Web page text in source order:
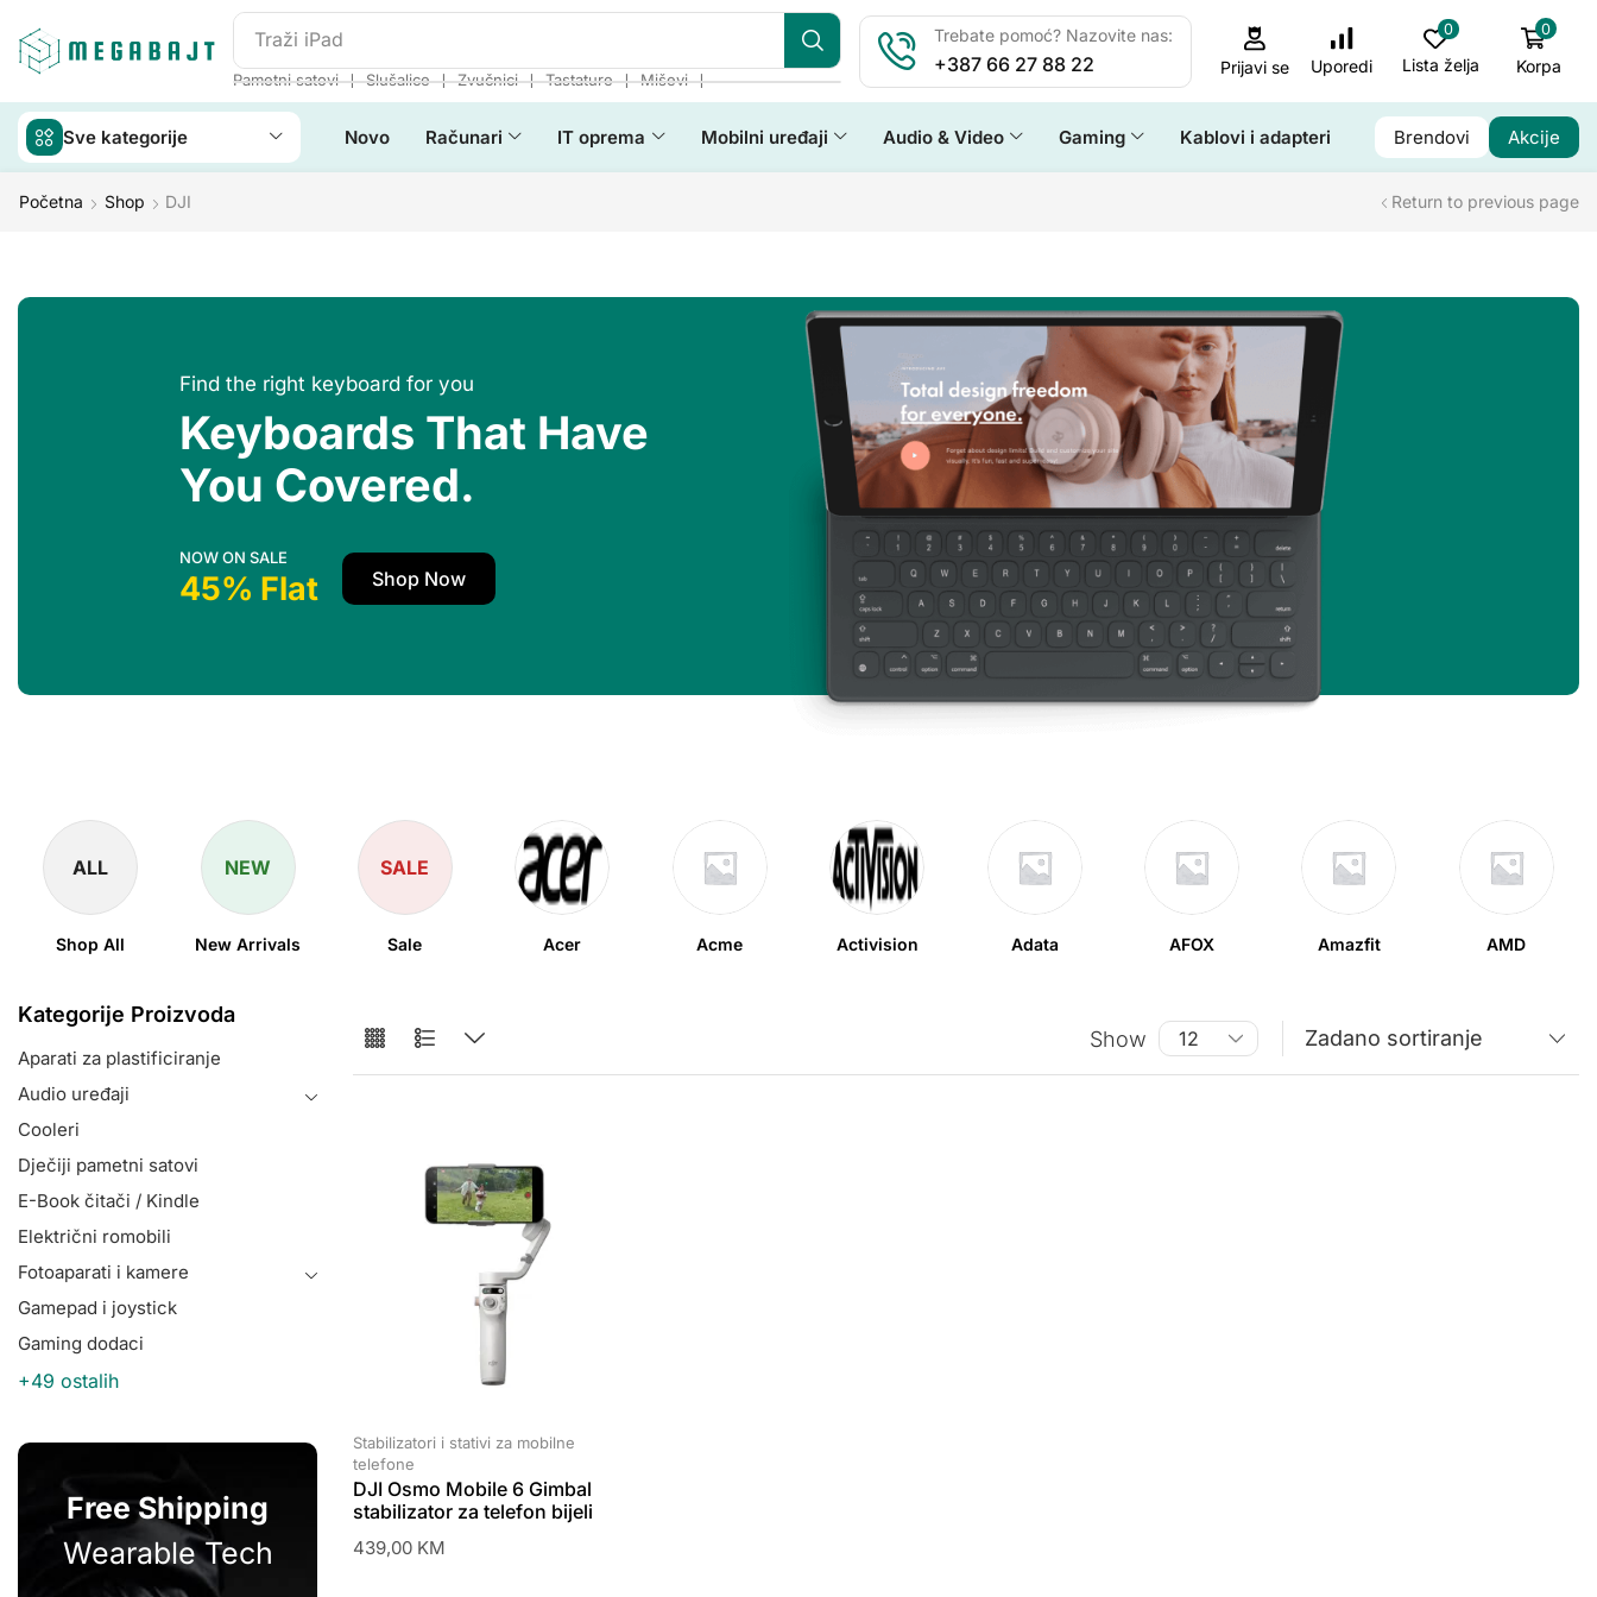
Traži iPad
Pametni satovi ❘ Slušalice ❘ Zvučnici ❘ Tastature ❘ Miševi ❘
Trebate pomoć? Nazovite nas:
+387 66 27 88 22 Prijavi se Uporedi
0
Lista želja
0
Korpa
Sve kategorije Novo Računari IT oprema Mobilni uređaji Audio & Video Gaming Kablovi i adapteri Brendovi Akcije
Početna Shop DJI Return to previous page
Find the right keyboard for you
Keyboards That Have
You Covered.
NOW ON SALE
45% Flat Shop Now
ALL
Shop All
NEW
New Arrivals
SALE
Sale Acer Acme Activision Adata AFOX Amazfit AMD
Kategorije Proizvoda
Aparati za plastificiranje
Audio uređaji
Cooleri
Dječiji pametni satovi
E-Book čitači / Kindle
Električni romobili
Fotoaparati i kamere
Gamepad i joystick
Gaming dodaci
+49 ostalih
Free Shipping
Wearable Tech
Show
Stabilizatori i stativi za mobilne
telefone
DJI Osmo Mobile 6 Gimbal
stabilizator za telefon bijeli
439,00 KM